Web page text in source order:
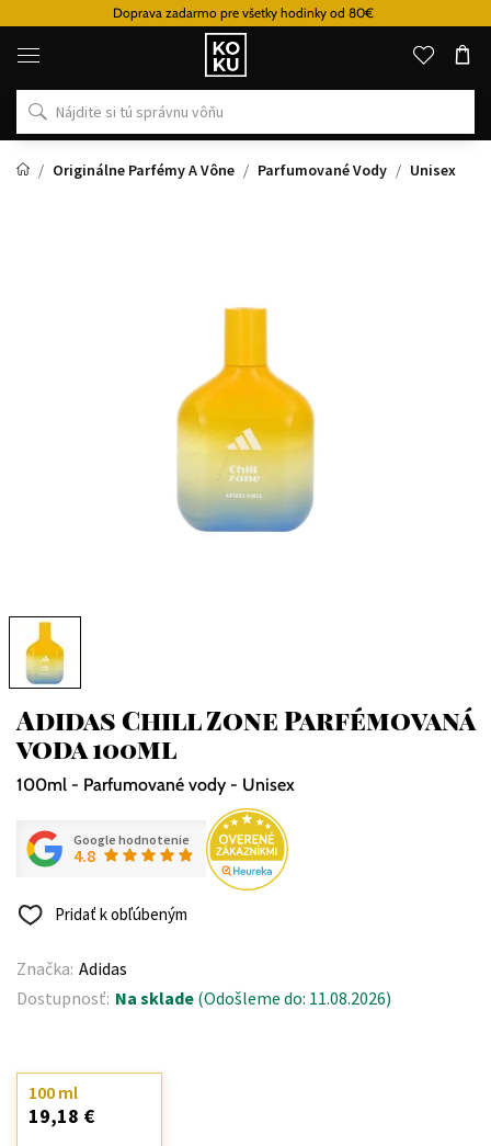
Doprava zadarmo pre všetky hodinky od 80€
Originálne
parfémy
hodinky
na
mieste
Originálne Parfémy A Vône
Parfumované Vody Unisex
Adidas Chill Zone Parfémovaná
voda 100ml
100ml - Parfumované vody - Unisex
Google hodnotenie
4.8
Pridať k obľúbeným
Značka: Adidas
Dostupnosť: Na sklade (Odošleme do: 11.08.2026)
100 ml
19,18 €